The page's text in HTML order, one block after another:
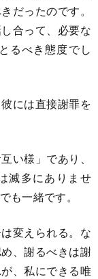
だったのです。
合って、必要な
るべき態度でし
には直接謝罪を
い様」であり、
滅多にありませ
も一緒です。
変えられる。な
、謝るべきは謝
、私にできる唯